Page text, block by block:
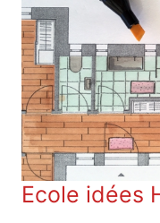
Ecole idées